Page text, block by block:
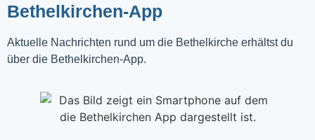
Bethelkirchen-App
Aktuelle Nachrichten rund um die Bethelkirche erhältst du
über die Bethelkirchen-App.